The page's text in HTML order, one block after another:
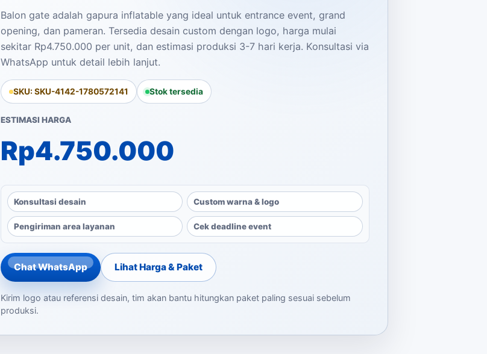
Balon gate adalah gapura inflatable yang ideal untuk entrance event, grand
opening, dan pameran. Tersedia desain custom dengan logo, harga mulai
sekitar Rp4.750.000 per unit, dan estimasi produksi 3-7 hari kerja. Konsultasi via
WhatsApp untuk detail lebih lanjut.
SKU: SKU-4142-1780572141 Stok tersedia
ESTIMASI HARGA
Rp4.750.000
Konsultasi desain Custom warna & logo
Pengiriman area layanan Cek deadline event
Chat WhatsApp Lihat Harga & Paket
Kirim logo atau referensi desain, tim akan bantu hitungkan paket paling sesuai sebelum
produksi.